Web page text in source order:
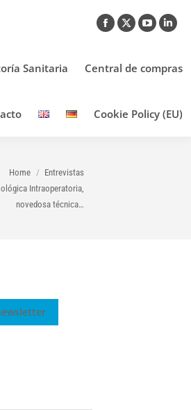
Facebook
opens
window
X
opens
window
opens
window
Sanitaria Central de compras
Cookie Policy (EU)
Home
Entrevistas
Intraoperatoria,
novedosa técnica…